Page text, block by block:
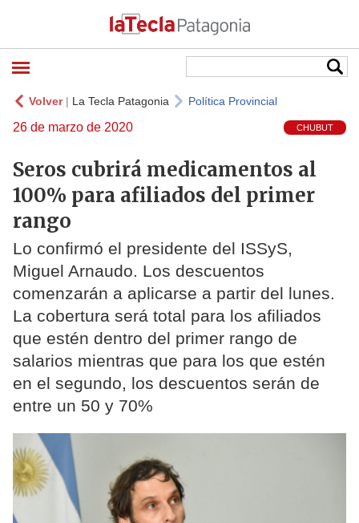
Volver| La Tecla Patagonia Política Provincial
26 de marzo de 2020 CHUBUT
Seros cubrirá medicamentos al
100% para afiliados del primer
rango
Lo confirmó el presidente del ISSyS,
Miguel Arnaudo. Los descuentos
comenzarán a aplicarse a partir del lunes.
La cobertura será total para los afiliados
que estén dentro del primer rango de
salarios mientras que para los que estén
en el segundo, los descuentos serán de
entre un 50 y 70%